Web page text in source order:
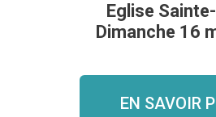
Eglise
Dimanche 16
EN SAVOIR